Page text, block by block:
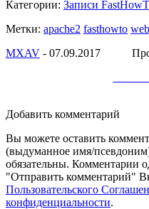
Категории: Записи
Метки: apache2 fasthowto web
МXAV - 07.09.2017
Добавить комментарий
Вы можете оставить
(выдуманное имя/
обязательны. Комментарии
"Отправить комментарий"
Пользовательского
конфиденциальности.